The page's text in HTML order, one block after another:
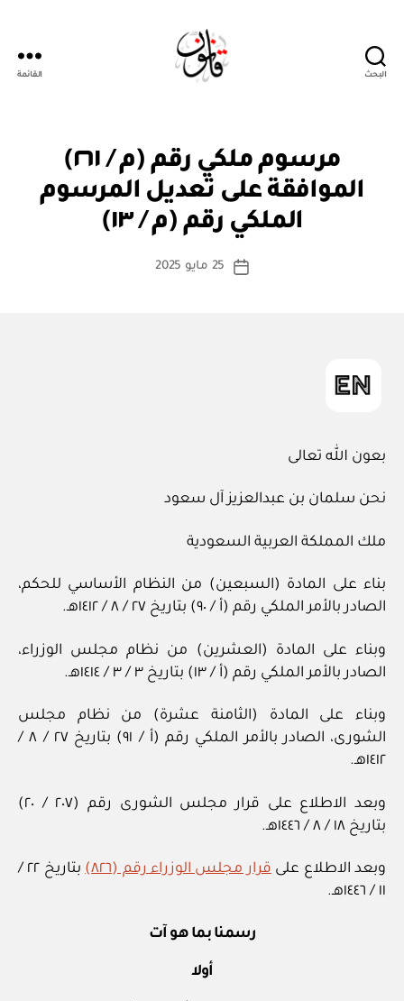
البحث القائمة
التصنيفات
مرسوم ملكي رقم (م / ٢٦١)
الموافقة على تعديل المرسوم
الملكي رقم (م / ١٣)
كاتب
بو
س
ة
تاريخ
25 مايو 2025
بعون الله تعالى
نحن سلمان بن عبدالعزيز آل سعود
ملك المملكة العربية السعودية
بناء على المادة (السبعين) من النظام الأساسي للحكم،
الصادر بالأمر الملكي رقم (أ / ٩٠) بتاريخ ٢٧ / ٨ / ١٤١٢هـ.
وبناء على المادة (العشرين) من نظام مجلس الوزراء،
الصادر بالأمر الملكي رقم (أ / ١٣) بتاريخ ٣ / ٣ / ١٤١٤هـ.
وبناء على المادة (الثامنة عشرة) من نظام مجلس
الشورى، الصادر بالأمر الملكي رقم (أ / ٩١) بتاريخ ٢٧ / ٨ /
١٤١٢هـ.
وبعد الاطلاع على قرار مجلس الشورى رقم (٢٠٧ / ٢٠)
بتاريخ ١٨ / ٨ / ١٤٤٦هـ.
وبعد الاطلاع علىقرار مجلس الوزراء رقم (٨٢٦)
بتاريخ ٢٢ /
١١ / ١٤٤٦هـ.
رسمنا بما هو آت
أولا